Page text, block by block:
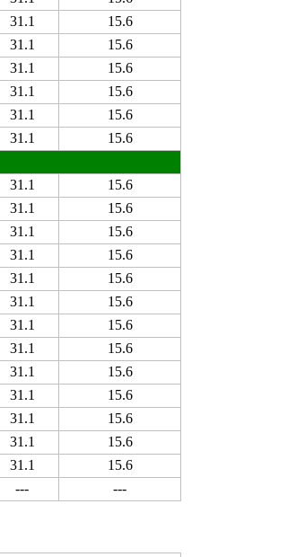
31.1
15.6
31.1
15.6
31.1
15.6
31.1
15.6
31.1
15.6
31.1
15.6
31.1
15.6
31.1
15.6
31.1
15.6
31.1
15.6
31.1
15.6
31.1
15.6
31.1
15.6
31.1
15.6
31.1
15.6
31.1
15.6
31.1
15.6
31.1
15.6
31.1
15.6
--- ---